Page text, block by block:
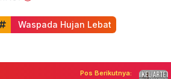
Waspada Hujan Lebat
Pos Berikutnya: